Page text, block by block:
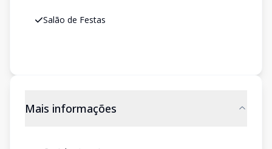
Salão de Festas
Mais informações